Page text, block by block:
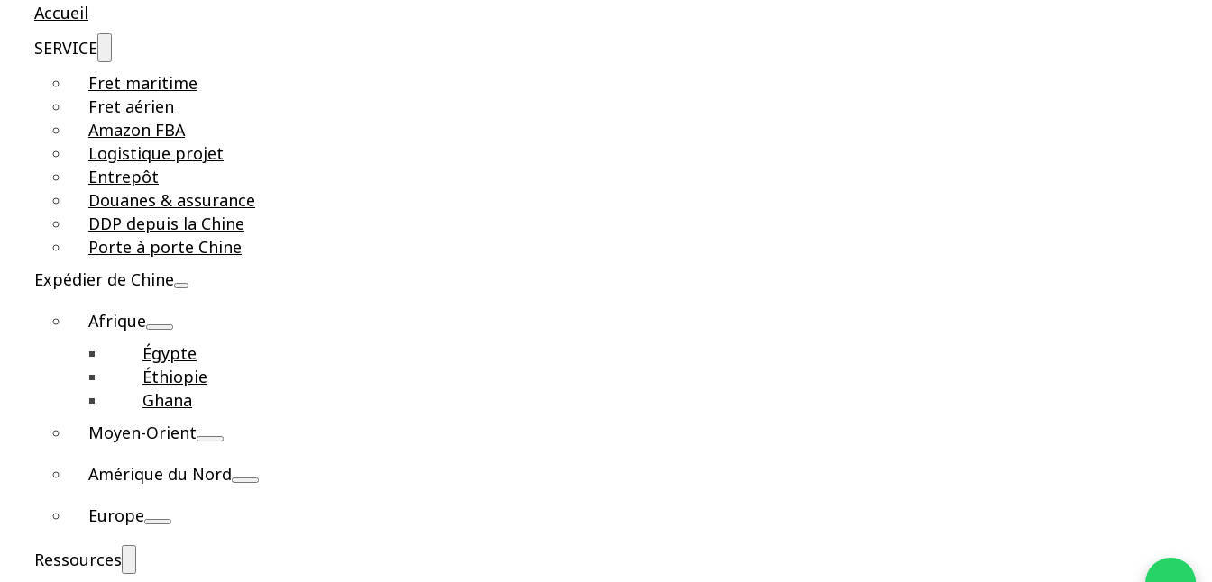
Accueil
SERVICE
Fret maritime
Fret aérien
Amazon FBA
Logistique projet
Entrepôt
Douanes & assurance
DDP depuis la Chine
Porte à porte Chine
Expédier de Chine
Afrique
Égypte
Éthiopie
Ghana
Moyen-Orient
Amérique du Nord
Europe
Ressources